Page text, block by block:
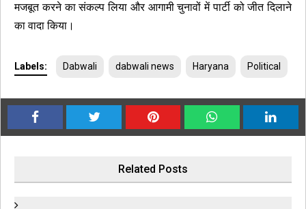
मजबूत करने का संकल्प लिया और आगामी चुनावों में पार्टी को जीत दिलाने
का वादा किया।
Labels: Dabwali dabwali news Haryana Political
Related Posts